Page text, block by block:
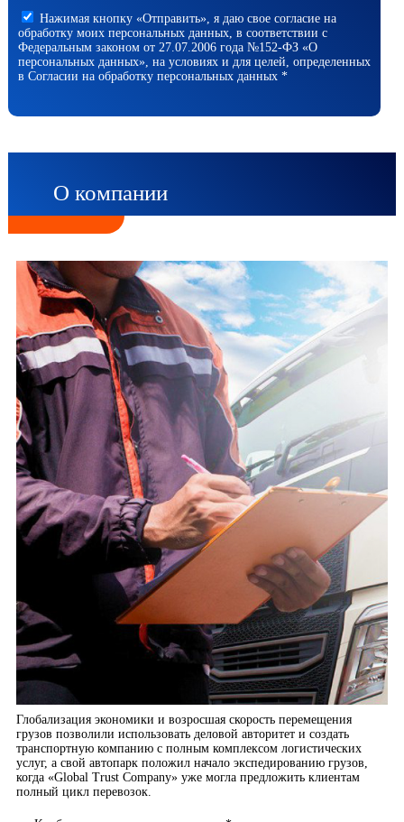
Нажимая кнопку «Отправить», я даю свое согласие на
обработку моих персональных данных, в соответствии с
Федеральным законом от 27.07.2006 года №152-ФЗ «О
персональных данных», на условиях и для целей, определенных
в Согласии на обработку персональных данных *
О компании
Глобализация экономики и возросшая скорость перемещения
грузов позволили использовать деловой авторитет и создать
транспортную компанию с полным комплексом логистических
услуг, а свой автопарк положил начало экспедированию грузов,
когда «Global Trust Company» уже могла предложить клиентам
полный цикл перевозок.